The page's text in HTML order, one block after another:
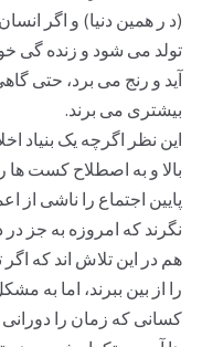
(د ر همین دنیا) و اگر
تولد می شود و زنده گی
آید و رنج می برد، حتی
بیشتری می برند.
این نظر اگرچه یک بنیاد
بالا و به اصطلاح کست ها
پایین اجتماع را ناشی
نگرند که امروزه به جز
هم در این تلاش اند که
را از بین ببرند، اما به
کسانی که زمان را دورانی